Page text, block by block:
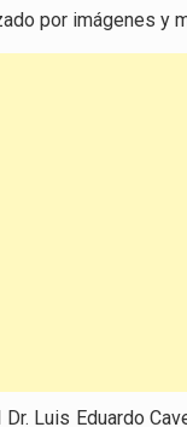
por imágenes y
Dr. Luis Eduardo